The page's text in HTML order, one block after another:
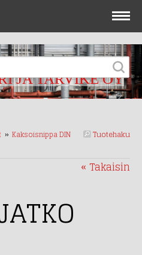
JA TARVIKE OY
Tuotehaku
›› Kaksoisnippa DIN
« Takaisin